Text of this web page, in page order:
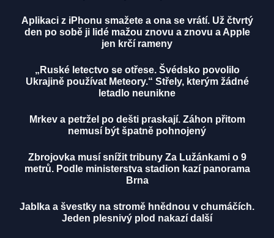
Aplikaci z iPhonu smažete a ona se vrátí. Už čtvrtý
den po sobě ji lidé mažou znovu a znovu a Apple
jen krčí rameny
„Ruské letectvo se otřese. Švédsko povolilo
Ukrajině používat Meteory.“ Střely, kterým žádné
letadlo neunikne
Mrkev a petržel po dešti praskají. Záhon přitom
nemusí být špatně pohnojený
Zbrojovka musí snížit tribuny Za Lužánkami o 9
metrů. Podle ministerstva stadion kazí panorama
Brna
Jablka a švestky na stromě hnědnou v chumáčích.
Jeden plesnivý plod nakazí další